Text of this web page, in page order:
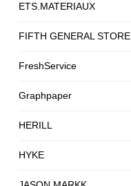
ETS.MATERIAUX
FIFTH GENERAL STORE
FreshService
Graphpaper
HERILL
HYKE